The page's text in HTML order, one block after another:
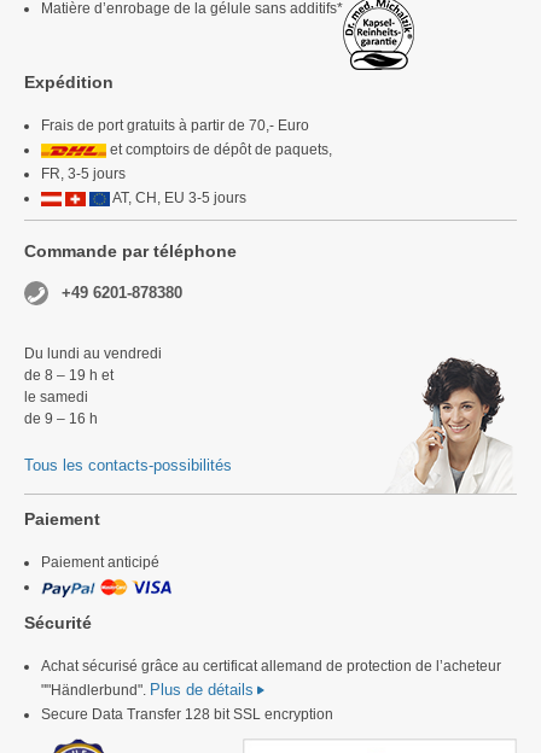
Matière d’enrobage de la gélule sans additifs*
Expédition
Frais de port gratuits à partir de 70,- Euro
et comptoirs de dépôt de paquets,
FR, 3-5 jours
AT, CH, EU 3-5 jours
Commande par téléphone
+49 6201-878380
Du lundi au vendredi
de 8 – 19 h et
le samedi
de 9 – 16 h
Tous les contacts-possibilités
Paiement
Paiement anticipé
Sécurité
Achat sécurisé grâce au certificat allemand de protection de l’acheteur
""Händlerbund". Plus de détails
Secure Data Transfer 128 bit SSL encryption